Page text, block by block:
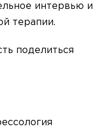
интервью и
терапии.
поделиться